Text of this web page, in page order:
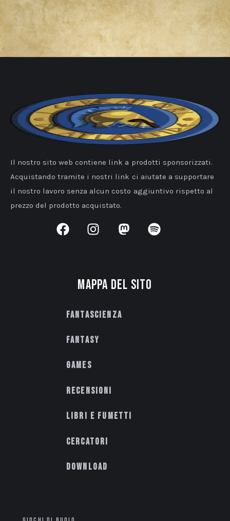
Il nostro sito web contiene link a prodotti sponsorizzati.
Acquistando tramite i nostri link ci aiutate a supportare
il nostro lavoro senza alcun costo aggiuntivo rispetto al
prezzo del prodotto acquistato.
Mappa del sito
Fantascienza
Fantasy
Games
Recensioni
Libri e fumetti
Cercatori
Download